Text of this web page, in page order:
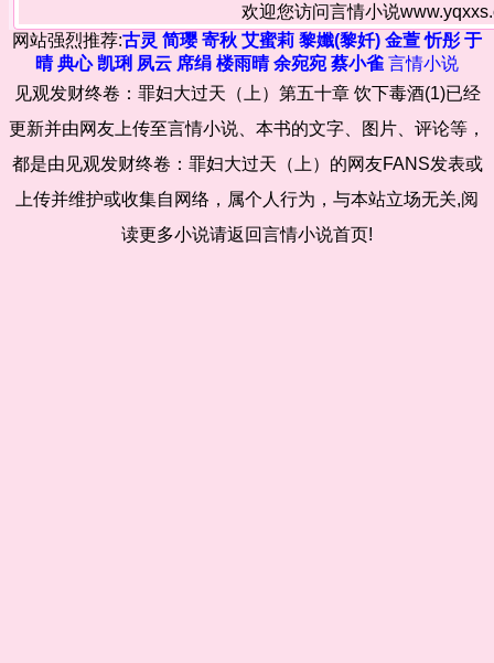
欢迎您访问言情小说
网站强烈推荐:古灵 简璎 寄秋 艾蜜莉 黎孅(黎奷) 金萱 忻彤 于
晴 典心 凯琍 夙云 席绢 楼雨晴 余宛宛 蔡小雀 言情小说
见观发财终卷：罪妇大过天（上）第五十章 饮下毒酒(1)已经
更新并由网友上传至言情小说、本书的文字、图片、评论等，
都是由见观发财终卷：罪妇大过天（上）的网友FANS发表或
上传并维护或收集自网络，属个人行为，与本站立场无关,阅
读更多小说请返回言情小说首页!